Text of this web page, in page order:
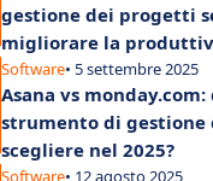
gestione dei progetti
migliorare la
Software• 5 settembre 2025
Asana vs
strumento di
scegliere nel 2025?
Software• 12 agosto 2025